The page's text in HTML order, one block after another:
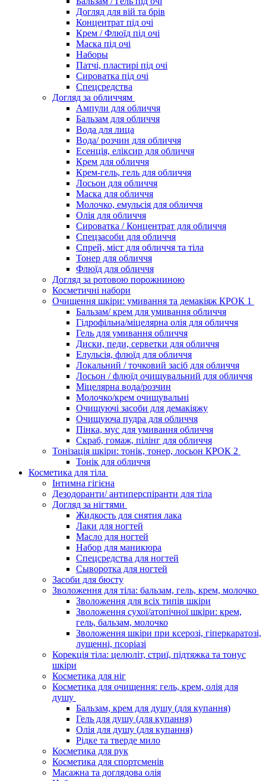
Догляд для вій та брів
Концентрат під очі
Крем / Флюїд під очі
Маска під очі
Наборы
Патчі, пластирі під очі
Сироватка під очі
Спецсредства
Догляд за обличчям
Ампули для обличчя
Бальзам для обличчя
Вода для лица
Вода/ розчин для обличчя
Есенція, еліксир для обличчя
Крем для обличчя
Крем-гель, гель для обличчя
Лосьон для обличчя
Маска для обличчя
Молочко, емульсія для обличчя
Олія для обличчя
Сироватка / Концентрат для обличчя
Спецзасоби для обличчя
Спрей, міст для обличчя та тіла
Тонер для обличчя
Флюїд для обличчя
Догляд за ротовою порожниною
Косметичні набори
Очищення шкіри: умивання та демакіяж КРОК 1
Бальзам/ крем для умивання обличчя
Гідрофільна/міцелярна олія для обличчя
Гель для умивання обличчя
Диски, педи, серветки для обличчя
Елульсія, флюїд для обличчя
Локальний / точковий засіб для обличчя
Лосьон / флюїд очищувальний для обличчя
Міцелярна вода/розчин
Молочко/крем очищувальні
Очищуючі засоби для демакіяжу
Очищуюча пудра для обличчя
Пінка, мус для умивання обличчя
Скраб, гомаж, пілінг для обличчя
Тонізація шкіри: тонік, тонер, лосьон КРОК 2
Тонік для обличчя
Косметика для тіла
Інтимна гігієна
Дезодоранти/ антиперспіранти для тіла
Догляд за нігтями
Жидкость для снятия лака
Лаки для ногтей
Масло для ногтей
Набор для маникюра
Спецсредства для ногтей
Сыворотка для ногтей
Засоби для бюсту
Зволоження для тіла: бальзам, гель, крем, молочко
Зволоження для всіх типів шкіри
Зволоження сухої/атопічної шкіри: крем,
гель, бальзам, молочко
Зволоження шкіри при ксерозі, гіперкаратозі,
лущенні, псоріазі
Корекція тіла: целюліт, стриї, підтяжка та тонус
шкіри
Косметика для ніг
Косметика для очищення: гель, крем, олія для
душу
Бальзам, крем для душу (для купання)
Гель для душу (для купання)
Олія для душу (для купання)
Рідке та тверде мило
Косметика для рук
Косметика для спортсменів
Масажна та доглядова олія